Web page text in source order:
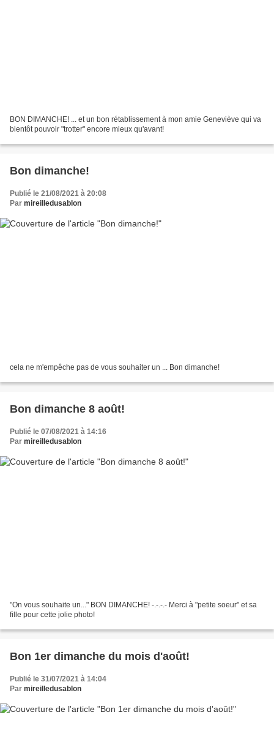
BON DIMANCHE! ... et un bon rétablissement à mon amie Geneviève qui va
bientôt pouvoir "trotter" encore mieux qu'avant!
Bon dimanche!
Publié le 21/08/2021 à 20:08
Par mireilledusablon
cela ne m'empêche pas de vous souhaiter un ... Bon dimanche!
Bon dimanche 8 août!
Publié le 07/08/2021 à 14:16
Par mireilledusablon
"On vous souhaite un..." BON DIMANCHE! -.-.-.- Merci à "petite soeur" et sa
fille pour cette jolie photo!
Bon 1er dimanche du mois d'août!
Publié le 31/07/2021 à 14:04
Par mireilledusablon